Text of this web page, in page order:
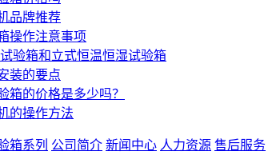
品牌推荐
操作注意事项
验箱和立式恒温恒湿试验箱
装的要点
箱的价格是多少吗？
的操作方法
箱系列 公司简介 新闻中心 人力资源 售后服务